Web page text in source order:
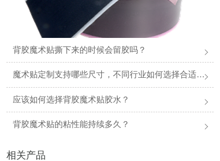
背胶魔术贴撕下来的时候会留胶吗？
魔术贴定制支持哪些尺寸，不同行业如何选择合适规格？
应该如何选择背胶魔术贴胶水？
背胶魔术贴的粘性能持续多久？
相关产品